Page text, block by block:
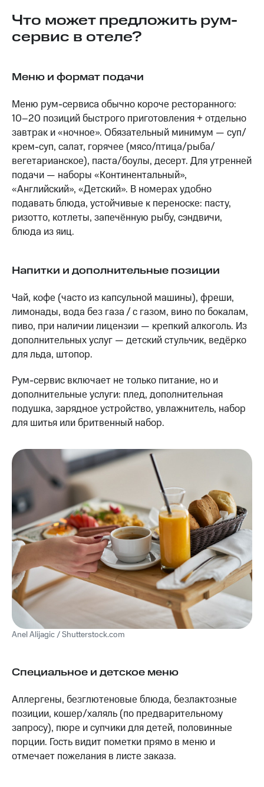
Что может предложить рум-
сервис в отеле?
Меню и формат подачи
Меню рум-сервиса обычно короче ресторанного:
10–20 позиций быстрого приготовления + отдельно
завтрак и «ночное». Обязательный минимум — суп/
крем-суп, салат, горячее (мясо/птица/рыба/
вегетарианское), паста/боулы, десерт. Для утренней
подачи — наборы «Континентальный»,
«Английский», «Детский». В номерах удобно
подавать блюда, устойчивые к переноске: пасту,
ризотто, котлеты, запечённую рыбу, сэндвичи,
блюда из яиц.
Напитки и дополнительные позиции
Чай, кофе (часто из капсульной машины), фреши,
лимонады, вода без газа / с газом, вино по бокалам,
пиво, при наличии лицензии — крепкий алкоголь. Из
дополнительных услуг — детский стульчик, ведёрко
для льда, штопор.
Рум-сервис включает не только питание, но и
дополнительные услуги: плед, дополнительная
подушка, зарядное устройство, увлажнитель, набор
для шитья или бритвенный набор.
Anel Alijagic / Shutterstock.com
Специальное и детское меню
Аллергены, безглютеновые блюда, безлактозные
позиции, кошер/халяль (по предварительному
запросу), пюре и супчики для детей, половинные
порции. Гость видит пометки прямо в меню и
отмечает пожелания в листе заказа.